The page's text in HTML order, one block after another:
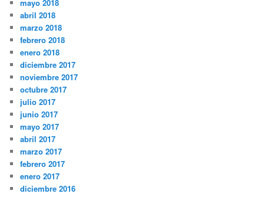
mayo 2018
abril 2018
marzo 2018
febrero 2018
enero 2018
diciembre 2017
noviembre 2017
octubre 2017
julio 2017
junio 2017
mayo 2017
abril 2017
marzo 2017
febrero 2017
enero 2017
diciembre 2016